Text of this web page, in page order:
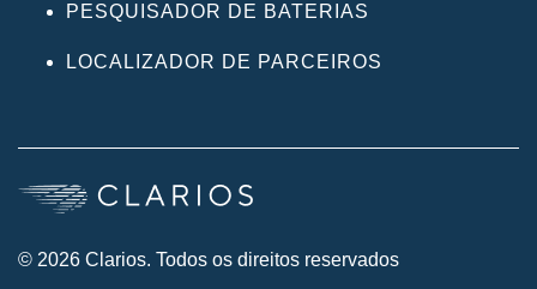
PESQUISADOR DE BATERIAS
LOCALIZADOR DE PARCEIROS
© 2026 Clarios. Todos os direitos reservados